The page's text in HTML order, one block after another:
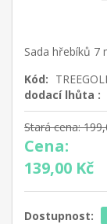
Sada hřebíků 7
Kód:
dodací lhůta :
Stará cena:
Cena:
139,00 Kč
Dostupnost: